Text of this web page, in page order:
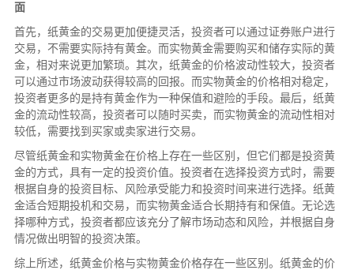
面
首先，纸黄金的交易更加便捷灵活，投资者可以通过证券账户进行
交易，不需要实际持有黄金。而实物黄金需要购买和储存实际的黄
金，相对来说更加繁琐。其次，纸黄金的价格波动性较大，投资者
可以通过市场波动获得较高的回报。而实物黄金的价格相对稳定，
投资者更多的是持有黄金作为一种保值和避险的手段。最后，纸黄
金的流动性较高，投资者可以随时买卖，而实物黄金的流动性相对
较低，需要找到买家或卖家进行交易。
尽管纸黄金和实物黄金在价格上存在一些区别，但它们都是投资黄
金的方式，具有一定的投资价值。投资者在选择投资方式时，需要
根据自身的投资目标、风险承受能力和投资时间来进行选择。纸黄
金适合短期投机和交易，而实物黄金适合长期持有和保值。无论选
择哪种方式，投资者都应该充分了解市场动态和风险，并根据自身
情况做出明智的投资决策。
综上所述，纸黄金价格与实物黄金价格存在一些区别。纸黄金的价